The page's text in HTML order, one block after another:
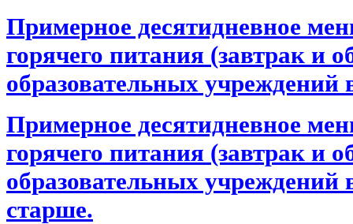
Примерное десятидневное
горячего питания (завтрак и
образовательных учреждений
Примерное десятидневное
горячего питания (завтрак и
образовательных учреждений
старше.